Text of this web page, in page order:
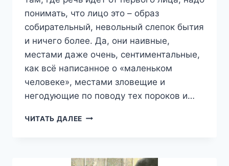
понимать, что лицо это – образ
собирательный, невольный слепок бытия
и ничего более. Да, они наивные,
местами даже очень, сентиментальные,
как всё написанное о «маленьком
человеке», местами зловещие и
негодующие по поводу тех пороков и…
ЧИТАТЬ ДАЛЕЕ УСТРАИВАЙТЕСЬ
ГОНЧАРЕНКО